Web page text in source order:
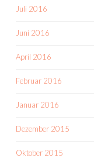
Juli 2016
Juni 2016
April 2016
Februar 2016
Januar 2016
Dezember 2015
Oktober 2015